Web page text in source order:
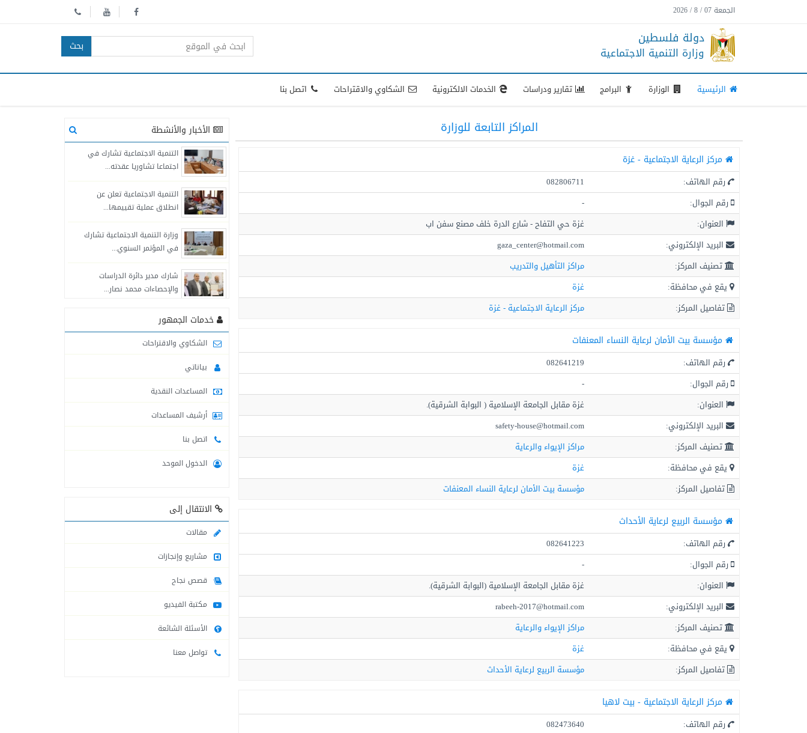
الجمعة 07 / 8 / 2026
دولة فلسطين
وزارة التنمية الاجتماعية بحث
الرئيسية الوزارة البرامج تقارير ودراسات الخدمات الالكترونية الشكاوي والاقتراحات اتصل بنا
المراكز التابعة للوزارة
مركز الرعاية الاجتماعية - غزة
رقم الهاتف:
082806711
رقم الجوال:
-
العنوان:
غزة حي التفاح - شارع الدرة خلف مصنع سفن اب
البريد الإلكتروني:
gaza_center@hotmail.com
تصنيف المركز:
مراكز التأهيل والتدريب
يقع في محافظة:
غزة
تفاصيل المركز:
مركز الرعاية الاجتماعية - غزة
مؤسسة بيت الأمان لرعاية النساء المعنفات
رقم الهاتف:
082641219
رقم الجوال:
-
العنوان:
غزة مقابل الجامعة الإسلامية ( البوابة الشرقية).
البريد الإلكتروني:
safety-house@hotmail.com
تصنيف المركز:
مراكز الإيواء والرعاية
يقع في محافظة:
غزة
تفاصيل المركز:
مؤسسة بيت الأمان لرعاية النساء المعنفات
مؤسسة الربيع لرعاية الأحداث
رقم الهاتف:
082641223
رقم الجوال:
-
العنوان:
غزة مقابل الجامعة الإسلامية (البوابة الشرقية).
البريد الإلكتروني:
rabeeh-2017@hotmail.com
تصنيف المركز:
مراكز الإيواء والرعاية
يقع في محافظة:
غزة
تفاصيل المركز:
مؤسسة الربيع لرعاية الأحداث
مركز الرعاية الاجتماعية - بيت لاهيا
رقم الهاتف:
082473640
الأخبار والأنشطة
التنمية الاجتماعية تشارك في
اجتماعا تشاوريا عقدته...
التنمية الاجتماعية تعلن عن
انطلاق عملية تقييمها...
وزارة التنمية الاجتماعية تشارك
في المؤتمر السنوي...
شارك مدير دائرة الدراسات
والإحصاءات محمد نصار...
التنمية الاجتماعية في محافظة
خانيونس تواصل تقديم...
لجنة طوارئ التنمية الاجتماعية
التنمية الاجتماعية : قدمنا
مساعدات للمتضررين من...
في محافظة شمال...
التنمية الاجتماعية تنشر أرقام
خدمات الجمهور
الشكاوي والاقتراحات
بياناتي
المساعدات النقدية
أرشيف المساعدات
اتصل بنا
الدخول الموحد
الانتقال إلى
مقالات
مشاريع وإنجازات
قصص نجاح
مكتبة الفيديو
الأسئلة الشائعة
تواصل معنا